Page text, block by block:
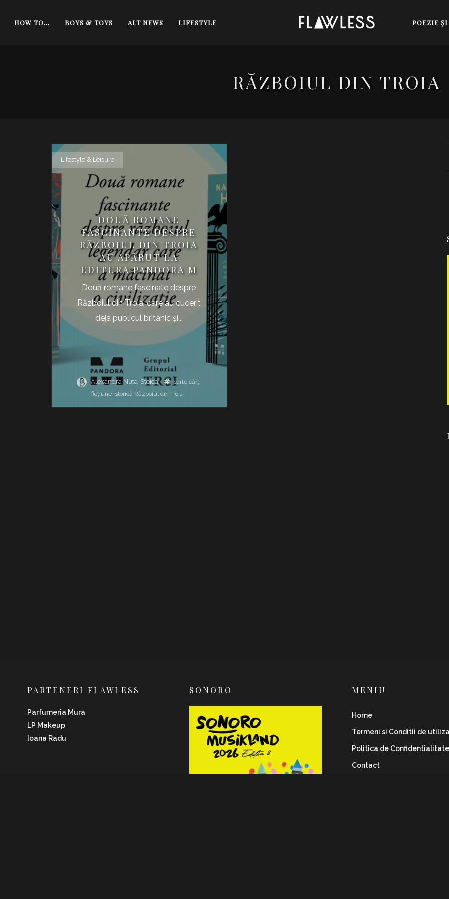
HOW TO… BOYS & TOYS ALT NEWS LIFESTYLE POEZIE ŞI
RĂZBOIUL DIN TROIA
Lifestyle & Leisure
DOUĂ ROMANE
FASCINANTE DESPRE
RĂZBOIUL DIN TROIA
AU APĂRUT LA
EDITURA PANDORA M
Două romane fascinate despre
Războiul din Troia, care au cucerit
deja publicul britanic şi...
Alexandra Nuta-Stoica carte cărţi
ficţiune istorică Războiul din Troia
PARTENERI FLAWLESS
Parfumeria Mura
LP Makeup
Ioana Radu
SONORO MENIU
Home
Termeni si Conditii de
Politica de Confidentialitate
Contact